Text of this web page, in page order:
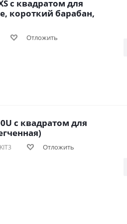
c квадратом для
короткий барабан,
Отложить
c квадратом для
Отложить